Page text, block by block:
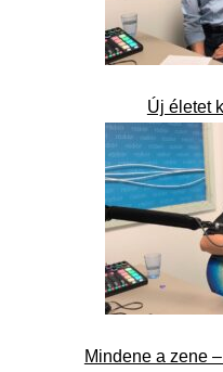
Új életet
Mindene a zene